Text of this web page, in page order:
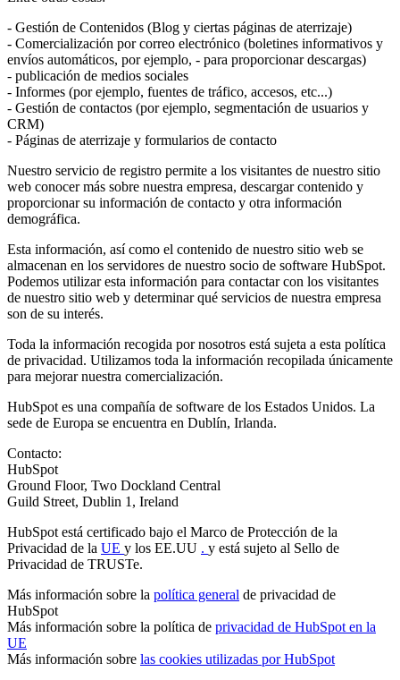
- Gestión de Contenidos (Blog y ciertas páginas de aterrizaje)
- Comercialización por correo electrónico (boletines informativos y
envíos automáticos, por ejemplo, - para proporcionar descargas)
- publicación de medios sociales
- Informes (por ejemplo, fuentes de tráfico, accesos, etc...)
- Gestión de contactos (por ejemplo, segmentación de usuarios y
CRM)
- Páginas de aterrizaje y formularios de contacto
Nuestro servicio de registro permite a los visitantes de nuestro sitio
web conocer más sobre nuestra empresa, descargar contenido y
proporcionar su información de contacto y otra información
demográfica.
Esta información, así como el contenido de nuestro sitio web se
almacenan en los servidores de nuestro socio de software HubSpot.
Podemos utilizar esta información para contactar con los visitantes
de nuestro sitio web y determinar qué servicios de nuestra empresa
son de su interés.
Toda la información recogida por nosotros está sujeta a esta política
de privacidad. Utilizamos toda la información recopilada únicamente
para mejorar nuestra comercialización.
HubSpot es una compañía de software de los Estados Unidos. La
sede de Europa se encuentra en Dublín, Irlanda.
Contacto:
HubSpot
Ground Floor, Two Dockland Central
Guild Street, Dublin 1, Ireland
HubSpot está certificado bajo el Marco de Protección de la
Privacidad de la UE y los EE.UU . y está sujeto al Sello de
Privacidad de TRUSTe.
Más información sobre la política general de privacidad de
HubSpot
Más información sobre la política de privacidad de HubSpot en la
UE
Más información sobre las cookies utilizadas por HubSpot